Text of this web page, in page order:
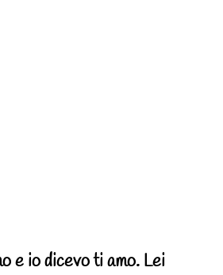
e io dicevo ti amo. Lei